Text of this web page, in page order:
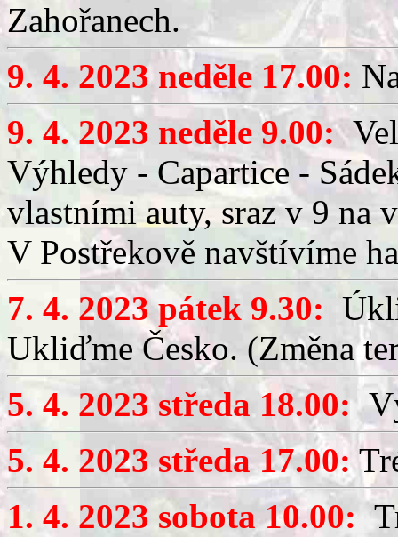
Zahořanech.
9. 4. 2023 neděle 17.00:
9. 4. 2023 neděle 9.00:
Výhledy - Capartice -
vlastními auty, sraz v 9 na
V Postřekově navštívíme
7. 4. 2023 pátek 9.30:
Ukliďme Česko. (Změna
5. 4. 2023 středa 18.00:
5. 4. 2023 středa 17.00:
1. 4. 2023 sobota 10.00: